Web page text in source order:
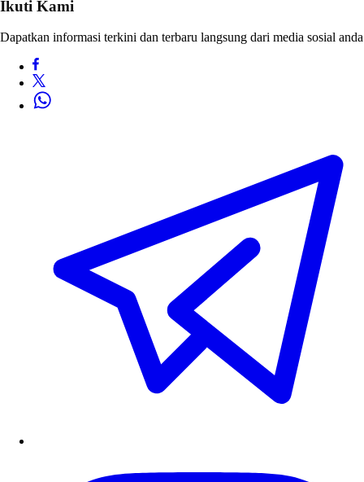
Ikuti Kami
Dapatkan informasi terkini dan terbaru langsung dari media sosial anda